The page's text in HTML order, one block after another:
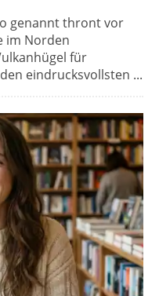
genannt thront vor
im Norden
für
eindrucksvollsten ...